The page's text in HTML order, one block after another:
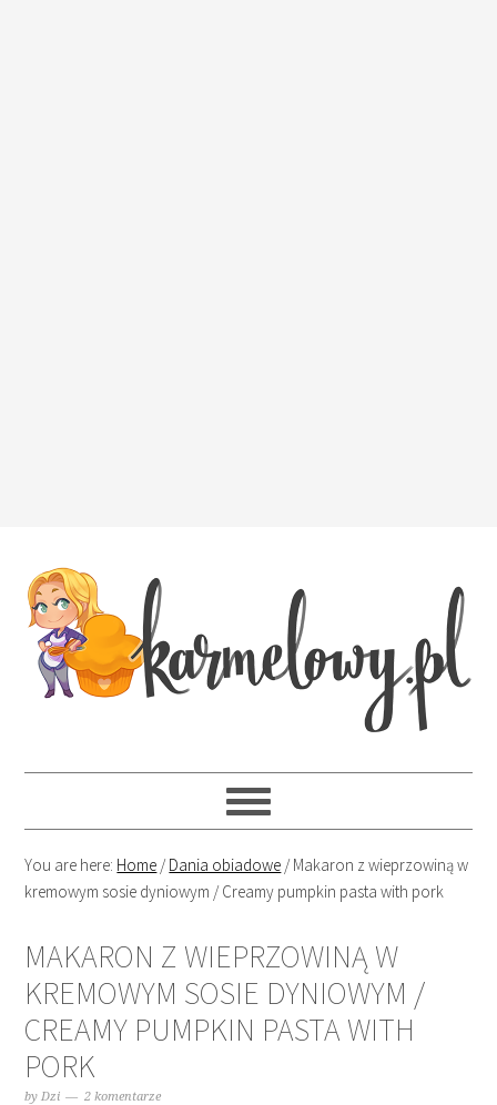
You are here: Home /Dania obiadowe /Makaron z wieprzowiną w
kremowym sosie dyniowym / Creamy pumpkin pasta with pork
MAKARON Z WIEPRZOWINĄ W
KREMOWYM SOSIE DYNIOWYM /
CREAMY PUMPKIN PASTA WITH
PORK
byDzi 2 komentarze